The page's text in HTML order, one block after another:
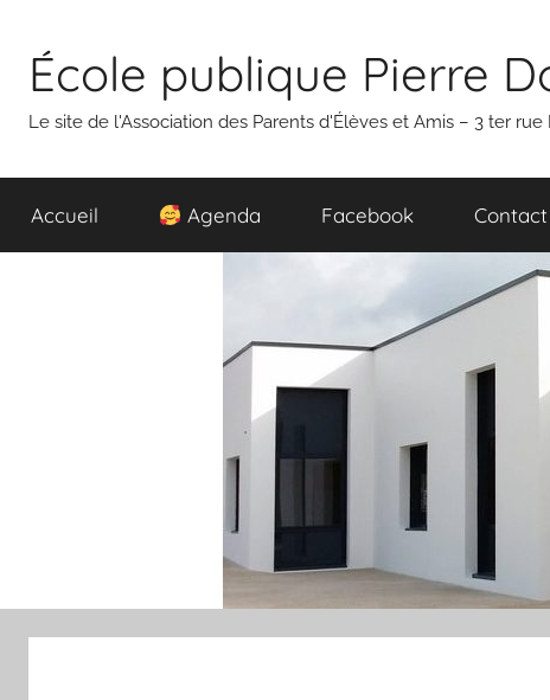
contenu
École publique Pierre
Le site de l'Association des Parents d'Élèves et Amis – 3 ter
Accueil Agenda Facebook Contact